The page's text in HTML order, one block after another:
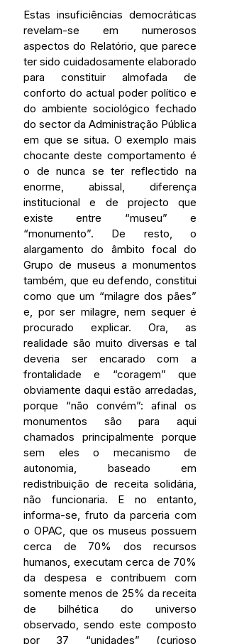
Estas insuficiências democráticas
revelam-se em numerosos
aspectos do Relatório, que parece
ter sido cuidadosamente elaborado
para constituir almofada de
conforto do actual poder político e
do ambiente sociológico fechado
do sector da Administração Pública
em que se situa. O exemplo mais
chocante deste comportamento é
o de nunca se ter reflectido na
enorme, abissal, diferença
institucional e de projecto que
existe entre “museu” e
“monumento”. De resto, o
alargamento do âmbito focal do
Grupo de museus a monumentos
também, que eu defendo, constitui
como que um “milagre dos pães”
e, por ser milagre, nem sequer é
procurado explicar. Ora, as
realidade são muito diversas e tal
deveria ser encarado com a
frontalidade e “coragem” que
obviamente daqui estão arredadas,
porque “não convém”: afinal os
monumentos são para aqui
chamados principalmente porque
sem eles o mecanismo de
autonomia, baseado em
redistribuição de receita solidária,
não funcionaria. E no entanto,
informa-se, fruto da parceria com
o OPAC, que os museus possuem
cerca de 70% dos recursos
humanos, executam cerca de 70%
da despesa e contribuem com
somente menos de 25% da receita
de bilhética do universo
observado, sendo este composto
por 37 “unidades” (curioso